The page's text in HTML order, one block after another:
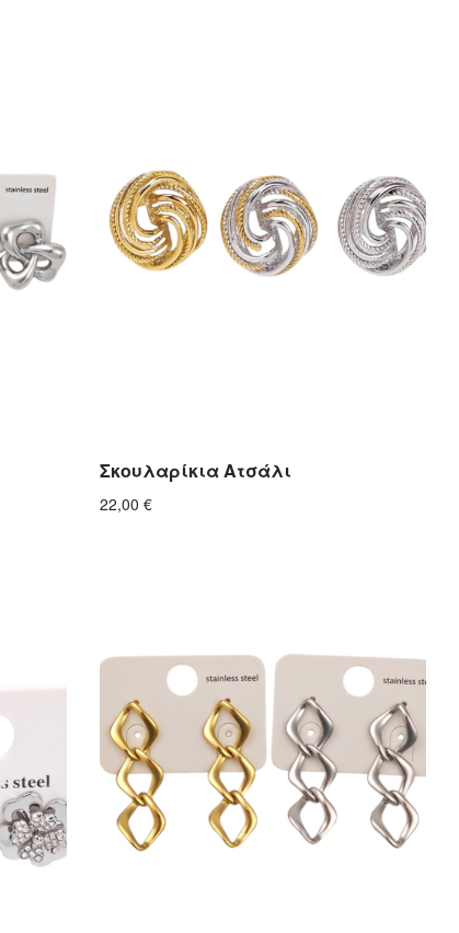
Σκουλαρίκια Ατσάλι
22,00 €